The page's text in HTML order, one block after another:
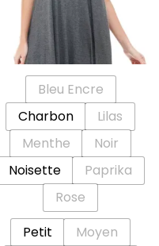
Bleu Encre
Charbon
Lilas
Menthe
Noir
Noisette
Paprika
Rose
Petit
Moyen
options
sur
la
du
produit